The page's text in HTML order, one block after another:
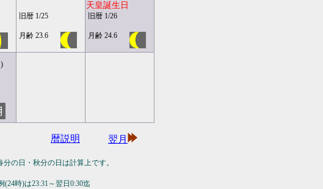
旧暦 1/25
月齢 23.6
天皇誕生日
旧暦 1/26
月齢 24.6
暦説明 翌月
の日・秋分の日は計算上です。
時)は23:31～翌日0:30迄